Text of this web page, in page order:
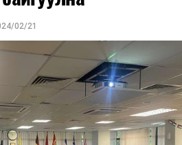
02/21